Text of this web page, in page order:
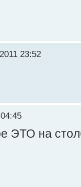
23:52
ЭТО на